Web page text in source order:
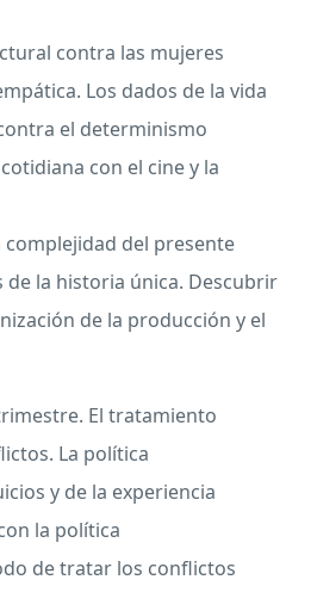
contra las mujeres
Los dados de la vida
el determinismo
con el cine y la
complejidad del presente
de la historia única. Descubrir
de la producción y el
El tratamiento
La política
y de la experiencia
la política
de tratar los conflictos